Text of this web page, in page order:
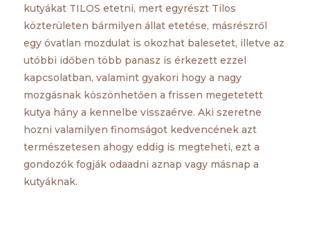
kutyákat TILOS etetni, mert egyrészt Tilos
közterületen bármilyen állat etetése, másrészről
egy óvatlan mozdulat is okozhat balesetet, illetve az
utóbbi időben több panasz is érkezett ezzel
kapcsolatban, valamint gyakori hogy a nagy
mozgásnak köszönhetően a frissen megetetett
kutya hány a kennelbe visszaérve. Aki szeretne
hozni valamilyen finomságot kedvencének azt
természetesen ahogy eddig is megteheti, ezt a
gondozók fogják odaadni aznap vagy másnap a
kutyáknak.